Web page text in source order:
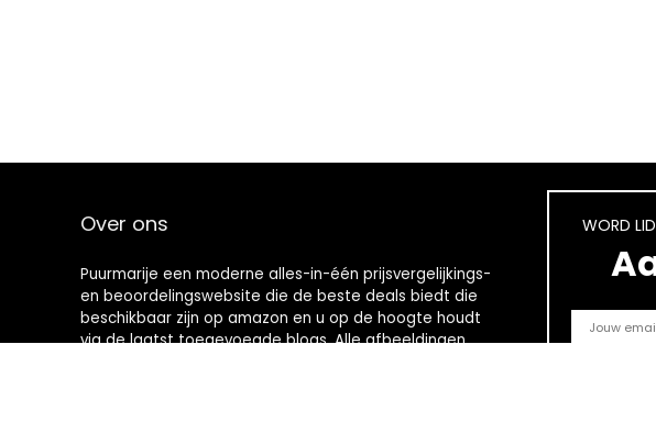
Over ons
Puurmarije een moderne alles-in-één prijsvergelijkings-
en beoordelingswebsite die de beste deals biedt die
beschikbaar zijn op amazon en u op de hoogte houdt
via de laatst toegevoegde blogs. Alle afbeeldingen
WORD